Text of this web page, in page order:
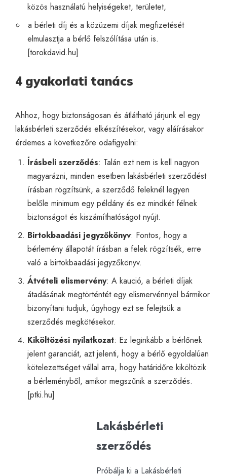
közös használatú helyiségeket, területet,
a bérleti díj és a közüzemi díjak megfizetését
elmulasztja a bérlő felszólítása után is.
[torokdavid.hu]
4 gyakorlati tanács
Ahhoz, hogy biztonságosan és átlátható járjunk el egy
lakásbérleti szerződés elkészítésekor, vagy aláírásakor
érdemes a következőre odafigyelni:
Írásbeli szerződés: Talán ezt nem is kell nagyon
magyarázni, minden esetben lakásbérleti szerződést
írásban rögzítsünk, a szerződő feleknél legyen
belőle minimum egy példány és ez mindkét félnek
biztonságot és kiszámíthatóságot nyújt.
Birtokbaadási jegyzőkönyv: Fontos, hogy a
bérlemény állapotát írásban a felek rögzítsék, erre
való a birtokbaadási jegyzőkönyv.
Átvételi elismervény: A kaució, a bérleti díjak
átadásának megtörténtét egy elismervénnyel bármikor
bizonyítani tudjuk, úgyhogy ezt se felejtsük a
szerződés megkötésekor.
Kiköltözési nyilatkozat: Ez leginkább a bérlőnek
jelent garanciát, azt jelenti, hogy a bérlő egyoldalúan
kötelezettséget vállal arra, hogy határidőre kiköltözik
a bérleményből, amikor megszűnik a szerződés.
[ptki.hu]
Lakásbérleti
szerződés
Próbálja ki a Lakásbérleti